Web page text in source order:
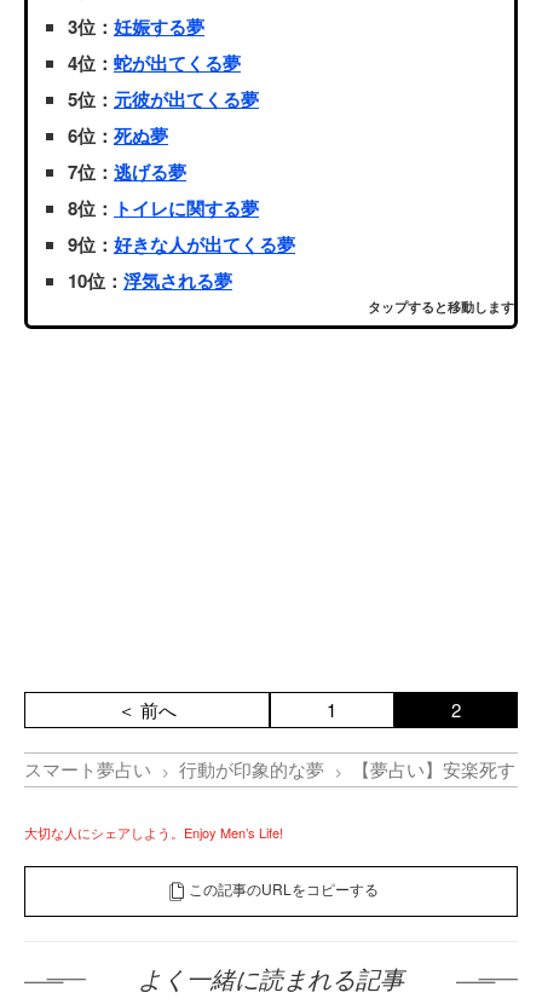
3位： 妊娠する夢
4位： 蛇が出てくる夢
5位： 元彼が出てくる夢
6位： 死ぬ夢
7位： 逃げる夢
8位： トイレに関する夢
9位： 好きな人が出てくる夢
10位： 浮気される夢
タップすると移動します
＜ 前へ 1 2
スマート夢占い 行動が印象的な夢 【夢占い】安楽死す
大切な人にシェアしよう。Enjoy Men’s Life!
この記事のURLをコピーする
よく一緒に読まれる記事